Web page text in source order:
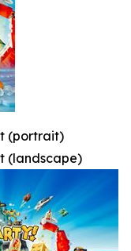
(portrait)
(landscape)